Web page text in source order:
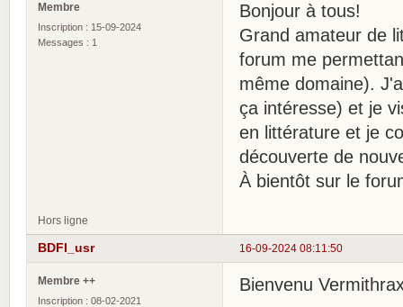
Membre
Inscription : 15-09-2024
Messages : 1
Bonjour à tous!
Grand amateur de
forum me
même domaine).
ça intéresse) et je
en littérature et je
découverte de
À bientôt sur le
Hors ligne
16-09-2024 08:11:50
BDFI_usr
Membre ++
Inscription : 08-02-2021
Bienvenu